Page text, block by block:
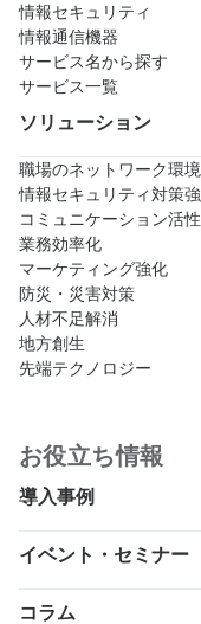
情報セキュリティ
情報通信機器
サービス名から探す
サービス一覧
ソリューション
職場のネットワーク環
情報セキュリティ対策
コミュニケーション活
業務効率化
マーケティング強化
防災・災害対策
人材不足解消
地方創生
先端テクノロジー
お役立ち情報
導入事例
イベント・セミナー
コラム